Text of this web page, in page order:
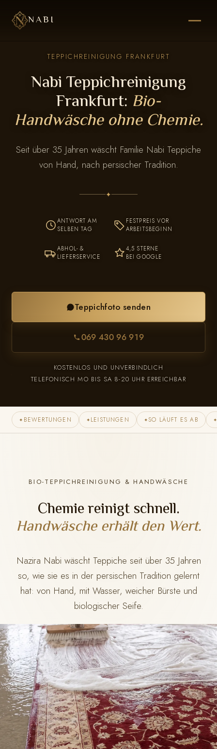
NABI
TEPPICHREINIGUNG FRANKFURT
Nabi Teppichreinigung
Frankfurt: Bio-
Handwäsche ohne Chemie.
Seit über 35 Jahren wäscht Familie Nabi Teppiche
von Hand, nach persischer Tradition.
✦
ANTWORT AM
SELBEN TAG
FESTPREIS VOR
ARBEITSBEGINN
ABHOL- &
LIEFERSERVICE
4,5 STERNE
BEI GOOGLE
Teppichfoto senden
069 430 96 919
KOSTENLOS UND UNVERBINDLICH
TELEFONISCH MO BIS SA 8-20 UHR ERREICHBAR
✦ BEWERTUNGEN ✦ LEISTUNGEN ✦ SO LÄUFT ES AB ✦
BIO-TEPPICHREINIGUNG & HANDWÄSCHE
Chemie reinigt schnell.
Handwäsche erhält den Wert.
Nazira Nabi wäscht Teppiche seit über 35 Jahren
so, wie sie es in der persischen Tradition gelernt
hat: von Hand, mit Wasser, weicher Bürste und
biologischer Seife.